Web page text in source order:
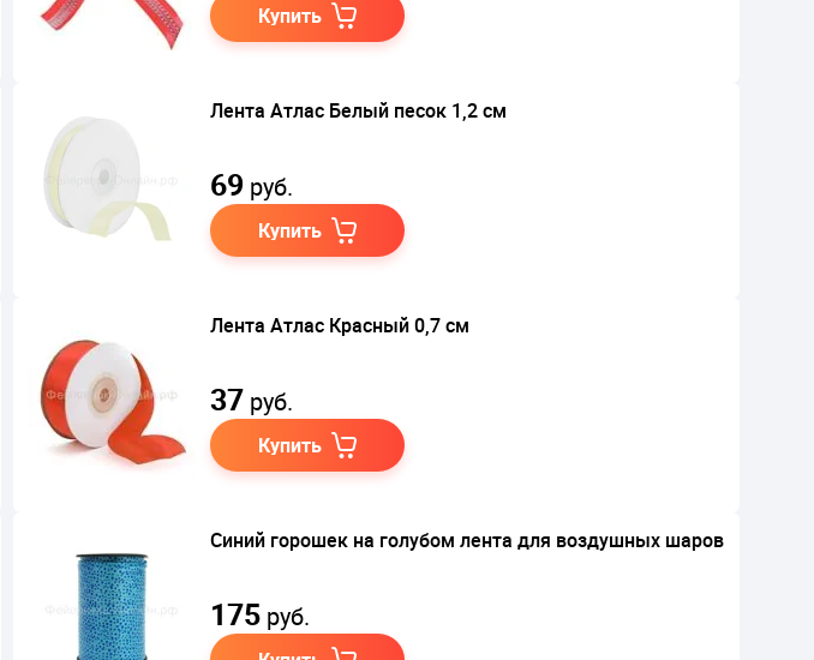
Купить
Лента Атлас Белый песок 1,2 см
69 руб.
Купить
Лента Атлас Красный 0,7 см
37 руб.
Купить
Синий горошек на голубом лента для воздушных шаров
175 руб.